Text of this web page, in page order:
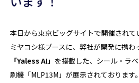
本日から東京ビッグサイトで開催されて
ミヤコシ様ブースに、弊社が開発に携わ
「Yaless AI」 を搭載した、シール・ラ
刷機「MLP13M」が展示されております。